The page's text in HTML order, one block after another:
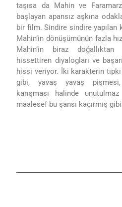
taşısa da Mahin ve
başlayan apansız aşkına
bir film. Sindire sindire yapılan
Mahin’in dönüşümünün fazla
Mahin’in biraz
hissettiren diyalogları ve
hissi veriyor. İki karakterin
gibi, yavaş yavaş pişmesi,
karışması halinde
maalesef bu şansı kaçırmış